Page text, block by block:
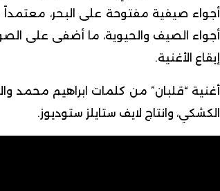
أجواء صيفية مفتوحة على البحر،
أجواء الصيف والحيوية، ما أضفى على
إيقاع الأغنية.
أغنية “قلبان” من كلمات ابراهيم محمد
الكشكي، وانتاج لايف ستايلز ستوديوز.